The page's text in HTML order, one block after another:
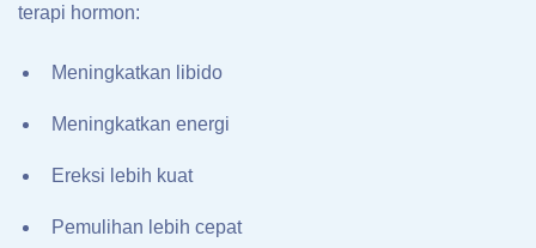
terapi hormon:
Meningkatkan libido
Meningkatkan energi
Ereksi lebih kuat
Pemulihan lebih cepat